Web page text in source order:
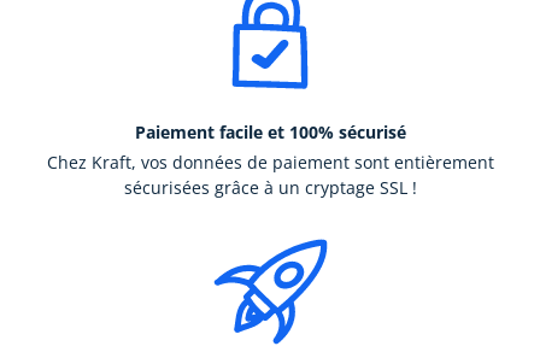
Paiement facile et 100% sécurisé
Chez Kraft, vos données de paiement sont entièrement
sécurisées grâce à un cryptage SSL !